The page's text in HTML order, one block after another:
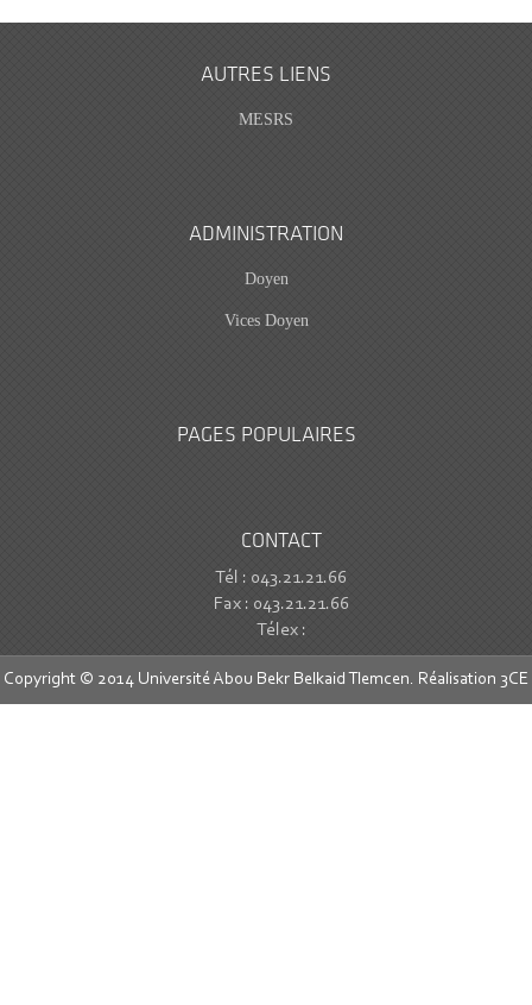
AUTRES LIENS
MESRS
ADMINISTRATION
Doyen
Vices Doyen
PAGES POPULAIRES
CONTACT
Tél : 043.21.21.66
Fax : 043.21.21.66
Télex :
Copyright © 2014 Université Abou Bekr Belkaid Tlemcen. Réalisation 3CE